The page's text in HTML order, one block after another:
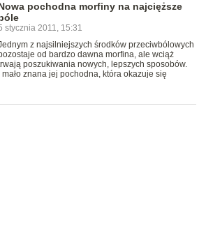
pochodna morfiny na najcięższe
stycznia 2011, 15:31
z najsilniejszych środków przeciwbólowych
od bardzo dawna morfina, ale wciąż
poszukiwania nowych, lepszych sposobów.
znana jej pochodna, która okazuje się